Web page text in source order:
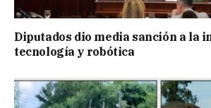
Diputados dio media sanción a la
tecnología y robótica